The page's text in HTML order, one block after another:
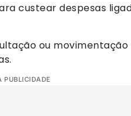
custear despesas
ou movimentação
PUBLICIDADE